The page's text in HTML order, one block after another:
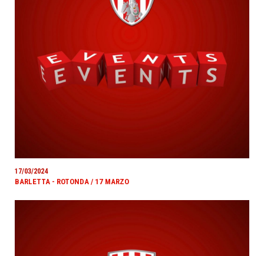
17/03/2024
BARLETTA - ROTONDA / 17 MARZO